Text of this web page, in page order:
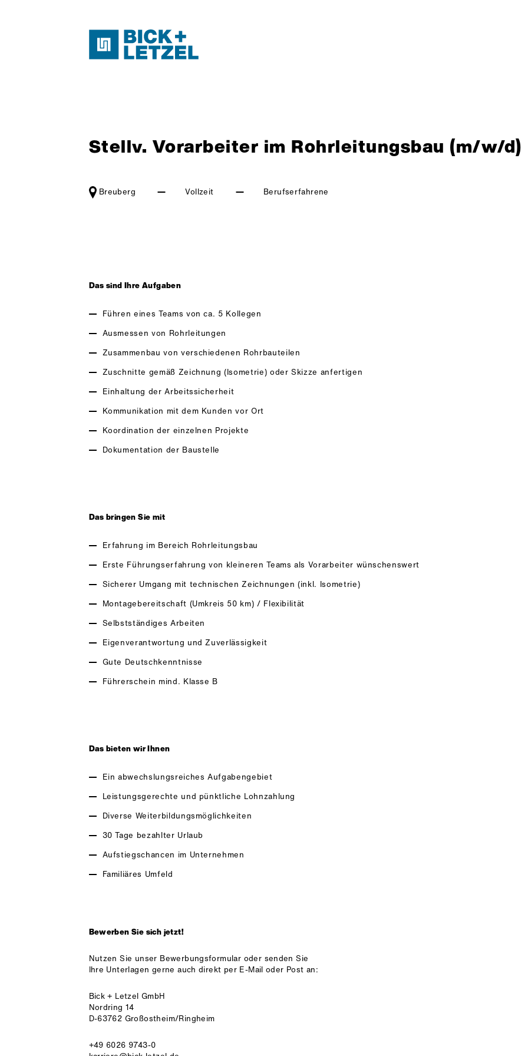
Stellv. Vorarbeiter im Rohrleitungsbau (m/w/d)
Breuberg Vollzeit Berufserfahrene
Das sind Ihre Aufgaben
Führen eines Teams von ca. 5 Kollegen
Ausmessen von Rohrleitungen
Zusammenbau von verschiedenen Rohrbauteilen
Zuschnitte gemäß Zeichnung (Isometrie) oder Skizze anfertigen
Einhaltung der Arbeitssicherheit
Kommunikation mit dem Kunden vor Ort
Koordination der einzelnen Projekte
Dokumentation der Baustelle
Das bringen Sie mit
Erfahrung im Bereich Rohrleitungsbau
Erste Führungserfahrung von kleineren Teams als Vorarbeiter wünschenswert
Sicherer Umgang mit technischen Zeichnungen (inkl. Isometrie)
Montagebereitschaft (Umkreis 50 km) / Flexibilität
Selbstständiges Arbeiten
Eigenverantwortung und Zuverlässigkeit
Gute Deutschkenntnisse
Führerschein mind. Klasse B
Das bieten wir Ihnen
Ein abwechslungsreiches Aufgabengebiet
Leistungsgerechte und pünktliche Lohnzahlung
Diverse Weiterbildungsmöglichkeiten
30 Tage bezahlter Urlaub
Aufstiegschancen im Unternehmen
Familiäres Umfeld
Bewerben Sie sich jetzt!
Nutzen Sie unser Bewerbungsformular oder senden Sie
Ihre Unterlagen gerne auch direkt per E-Mail oder Post an:
Bick + Letzel GmbH
Nordring 14
D-63762 Großostheim/Ringheim
+49 6026 9743-0